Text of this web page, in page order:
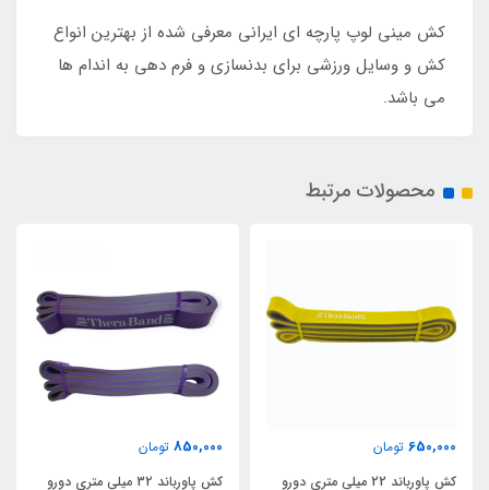
کش مینی لوپ پارچه ای ایرانی معرفی شده از بهترین انواع
کش و وسایل ورزشی برای بدنسازی و فرم دهی به اندام ها
می باشد.
محصولات مرتبط
650,000 تومان
کش پاورباند 22 میلی متری دورو
850,000 تومان
کش پاورباند 32 میلی متری دورو